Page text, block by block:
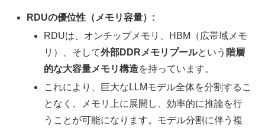
RDUの優位性（メモリ容量）:
RDUは、オンチップメモリ、HBM（広帯域メモ
リ）、そして外部DDRメモリプールという 階層
的な大容量メモリ構造を持っています。
これにより、巨大なLLMモデル全体を分割するこ
となく、メモリ上に展開し、効率的に推論を行
うことが可能になります。モデル分割に伴う複